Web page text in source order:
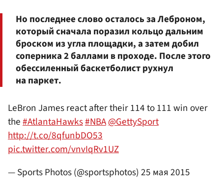
Но последнее слово осталось за Леброном,
который сначала поразил кольцо дальним
броском из угла площадки, а затем добил
соперника 2 баллами в проходе. После этого
обессиленный баскетболист рухнул
на паркет.
LeBron James react after their 114 to 111 win over
the#AtlantaHawks#NBA@GettySport
http://t.co/8qfunbDO53
pic.twitter.com/vnvIqRv1UZ
— Sports Photos (@sportsphotos)25 мая 2015